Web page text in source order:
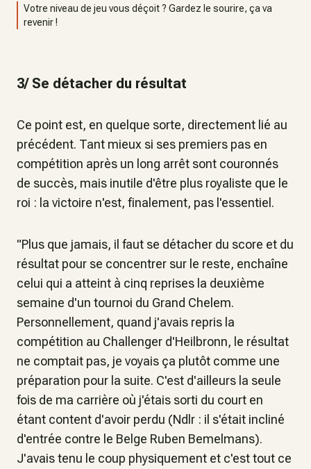
Votre niveau de jeu vous déçoit ? Gardez le sourire, ça va
revenir !
3/ Se détacher du résultat
Ce point est, en quelque sorte, directement lié au
précédent. Tant mieux si ses premiers pas en
compétition après un long arrêt sont couronnés
de succès, mais inutile d'être plus royaliste que le
roi : la victoire n'est, finalement, pas l'essentiel.
"Plus que jamais, il faut se détacher du score et du
résultat pour se concentrer sur le reste, enchaîne
celui qui a atteint à cinq reprises la deuxième
semaine d'un tournoi du Grand Chelem.
Personnellement, quand j'avais repris la
compétition au Challenger d'Heilbronn, le résultat
ne comptait pas, je voyais ça plutôt comme une
préparation pour la suite. C'est d'ailleurs la seule
fois de ma carrière où j'étais sorti du court en
étant content d'avoir perdu (Ndlr : il s'était incliné
d'entrée contre le Belge Ruben Bemelmans).
J'avais tenu le coup physiquement et c'est tout ce